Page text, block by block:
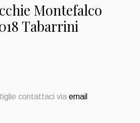
Montefalco
Tabarrini
contattaci via email